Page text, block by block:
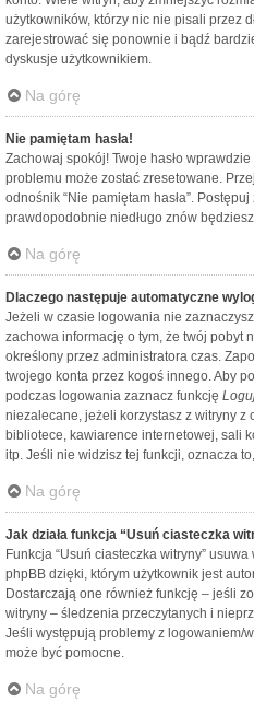
użytkowników, którzy nic nie pisali przez
zarejestrować się ponownie i bądź
dyskusje użytkownikiem.
Na górę
Nie pamiętam hasła!
Zachowaj spokój! Twoje hasło
problemu może zostać zresetowane.
odnośnik “Nie pamiętam hasła”.
prawdopodobnie niedługo znów
Na górę
Dlaczego następuje automatyczne
Jeżeli w czasie logowania nie
zachowa informację o tym, że twój pobyt
określony przez administratora czas.
twojego konta przez kogoś innego. Aby
podczas logowania zaznacz funkcję
niezalecane, jeżeli korzystasz z witryny
bibliotece, kawiarence internetowej, sali
itp. Jeśli nie widzisz tej funkcji, oznacza
Na górę
Jak działa funkcja “Usuń ciasteczka
Funkcja “Usuń ciasteczka witryny”
phpBB dzięki, którym użytkownik jest
Dostarczają one również funkcję – jeśli
witryny – śledzenia przeczytanych i
Jeśli występują problemy z logowaniem/
może być pomocne.
Na górę